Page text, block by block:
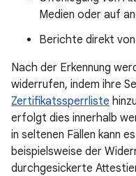
Medien oder auf
Berichte direkt
Nach der Erkennung
widerrufen, indem ihre
Zertifikatssperrliste
erfolgt dies innerhalb
in seltenen Fällen kann
beispielsweise der
durchgesickerte